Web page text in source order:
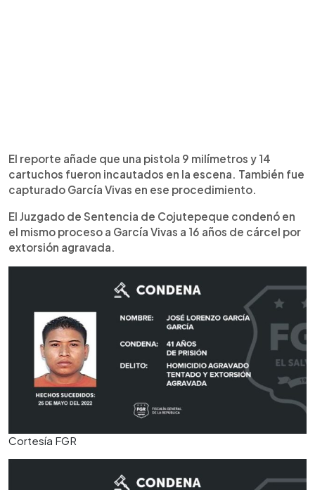
El reporte añade que una pistola 9 milímetros y 14
cartuchos fueron incautados en la escena. También fue
capturado García Vivas en ese procedimiento.
El Juzgado de Sentencia de Cojutepeque condenó en
el mismo proceso a García Vivas a 16 años de cárcel por
extorsión agravada.
Cortesía FGR